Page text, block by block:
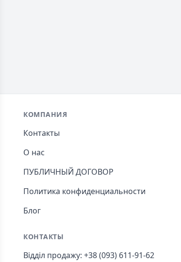
Footer
КОМПАНИЯ
Контакты
О нас
ПУБЛИЧНЫЙ ДОГОВОР
Политика конфиденциальности
Блог
КОНТАКТЫ
Відділ продажу: +38 (093) 611-91-62